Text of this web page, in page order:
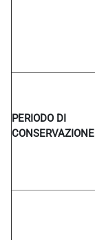
PERIODO DI
CONSERVAZIONE